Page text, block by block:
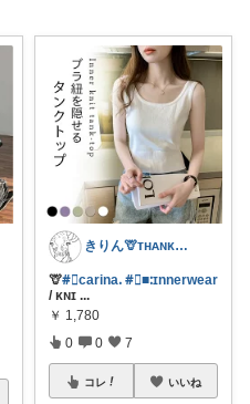
きりん🦒ᴛʜᴀɴᴋs ᴀʟᴡᴀʏs.
🦒#⃞carinaᱹ #⃞■ᱺɪnnerᴡear
/ ᴋɴɪ ...
￥ 1,780
0 0 7
コレ いいね